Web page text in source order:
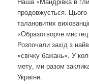
продовжується. Цього
талановитих
«Образотворче
Розпочали захід з
«свічку бажань». У
мету, ми разом
України.